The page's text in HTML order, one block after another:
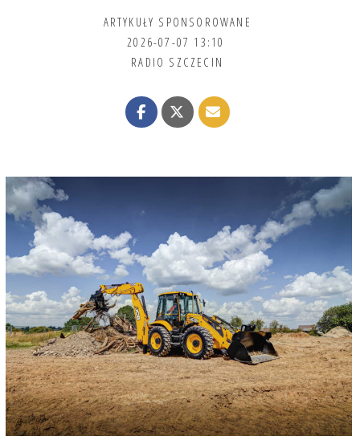
ARTYKUŁY SPONSOROWANE
2026-07-07 13:10
RADIO SZCZECIN